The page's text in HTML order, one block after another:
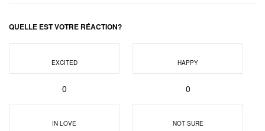
QUELLE EST VOTRE RÉACTION?
EXCITED
0
HAPPY
0
IN LOVE NOT SURE